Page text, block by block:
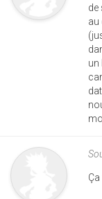
de
au
un